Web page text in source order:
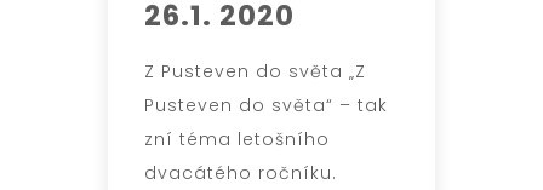
26.1. 2020
Z Pusteven do světa „Z
Pusteven do světa“ – tak
zní téma letošního
dvacátého ročníku.